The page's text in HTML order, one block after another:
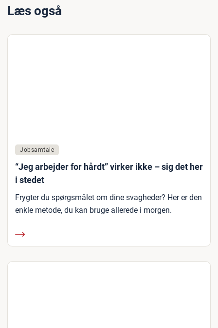
Læs også
Jobsamtale
“Jeg arbejder for hårdt” virker ikke – sig det her
i stedet
Frygter du spørgsmålet om dine svagheder? Her er den
enkle metode, du kan bruge allerede i morgen.